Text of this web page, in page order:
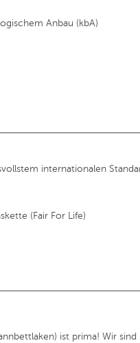
Anbau (kbA)
internationalen
(Fair For Life)
ist prima! Wir sind